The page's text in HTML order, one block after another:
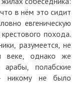
в нём это сидит
евгеническую
похода.
разумеется, не
веке, однако же
полабские
никому не было